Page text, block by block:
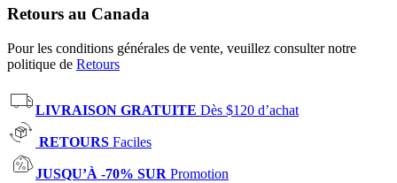
Retours au Canada
Pour les conditions générales de vente, veuillez consulter notre
politique de Retours
LIVRAISON GRATUITE Dès $120 d’achat
RETOURS Faciles
JUSQU’À -70% SUR Promotion